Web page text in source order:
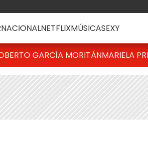
NETFLIXMÚSICASEXY
GARCÍA MORITÁNMARIELA